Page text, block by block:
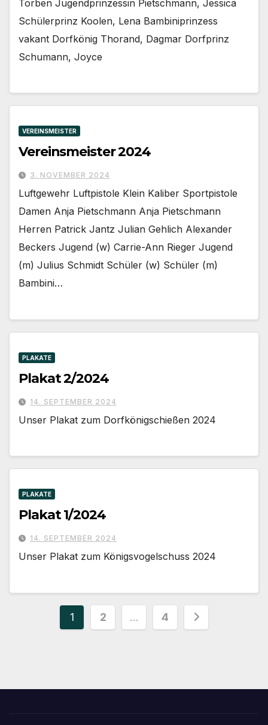
Torben Jugendprinzessin Pietschmann, Jessica
Schülerprinz Koolen, Lena Bambiniprinzess
vakant Dorfkönig Thorand, Dagmar Dorfprinz
Schumann, Joyce
VEREINSMEISTER
Vereinsmeister 2024
3. NOVEMBER 2024
Luftgewehr Luftpistole Klein Kaliber Sportpistole
Damen Anja Pietschmann Anja Pietschmann
Herren Patrick Jantz Julian Gehlich Alexander
Beckers Jugend (w) Carrie-Ann Rieger Jugend
(m) Julius Schmidt Schüler (w) Schüler (m)
Bambini…
PLAKATE
Plakat 2/2024
14. SEPTEMBER 2024
Unser Plakat zum Dorfkönigschießen 2024
PLAKATE
Plakat 1/2024
14. SEPTEMBER 2024
Unser Plakat zum Königsvogelschuss 2024
Seitennummerierung
1 2 … 4